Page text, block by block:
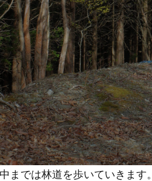
までは林道を歩いていきます。